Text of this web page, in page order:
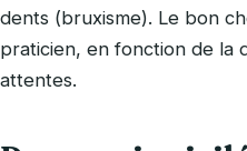
dents (bruxisme). Le bon
praticien, en fonction de la
attentes.